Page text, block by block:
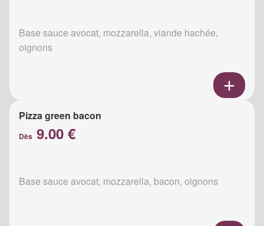
Base sauce avocat, mozzarella, viande hachée,
oignons
Pizza green bacon
Dès 9.00 €
Base sauce avocat, mozzarella, bacon, oignons